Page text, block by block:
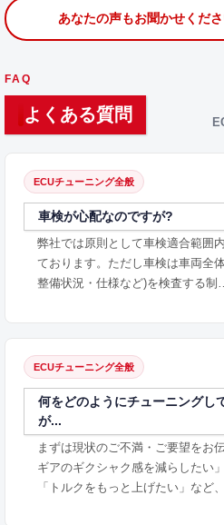
あなたの声もお聞かせくだ
FAQ
よくある質問
ECUチューニング全般
車検が心配なのですが?
弊社では原則として車検適合範囲
ております。ただし車検は車両全
整備状況・仕様など)を検査する制…
ECUチューニング全般
何をどのようにチューニングし
が...
まずは現状のご不満・ご要望をお
ギアのギクシャク感を減らしたい
「トルクをもっと上げたい」など